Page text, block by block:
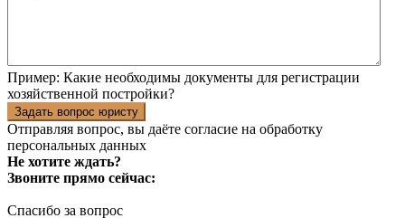
Пример: Какие необходимы документы для регистрации
хозяйственной постройки?
Задать вопрос юристу
Отправляя вопрос, вы даёте согласие на обработку
персональных данных
Не хотите ждать?
Звоните прямо сейчас:
Спасибо за вопрос